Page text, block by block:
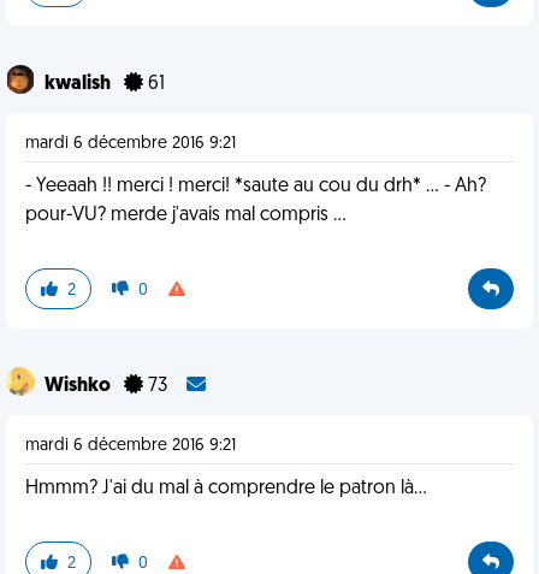
kwalish 61
mardi 6 décembre 2016 9:21
- Yeeaah !! merci ! merci! *saute au cou du drh* ... - Ah?
pour-VU? merde j'avais mal compris ...
2 0
Wishko 73
mardi 6 décembre 2016 9:21
Hmmm? J'ai du mal à comprendre le patron là...
2 0